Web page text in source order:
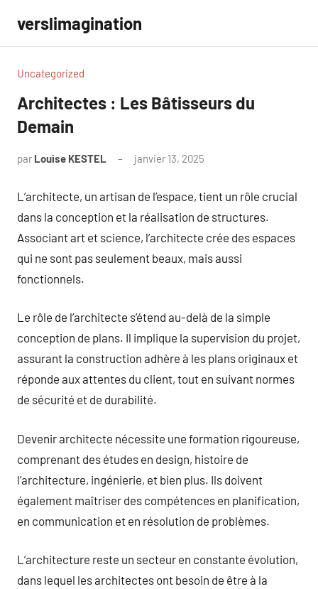
contenu
verslimagination
Uncategorized
Architectes : Les Bâtisseurs du
Demain
par Louise KESTEL janvier 13, 2025
L’architecte, un artisan de l’espace, tient un rôle crucial
dans la conception et la réalisation de structures.
Associant art et science, l’architecte crée des espaces
qui ne sont pas seulement beaux, mais aussi
fonctionnels.
Le rôle de l’architecte s’étend au-delà de la simple
conception de plans. Il implique la supervision du projet,
assurant la construction adhère à les plans originaux et
réponde aux attentes du client, tout en suivant normes
de sécurité et de durabilité.
Devenir architecte nécessite une formation rigoureuse,
comprenant des études en design, histoire de
l’architecture, ingénierie, et bien plus. Ils doivent
également maîtriser des compétences en planification,
en communication et en résolution de problèmes.
L’architecture reste un secteur en constante évolution,
dans lequel les architectes ont besoin de être à la